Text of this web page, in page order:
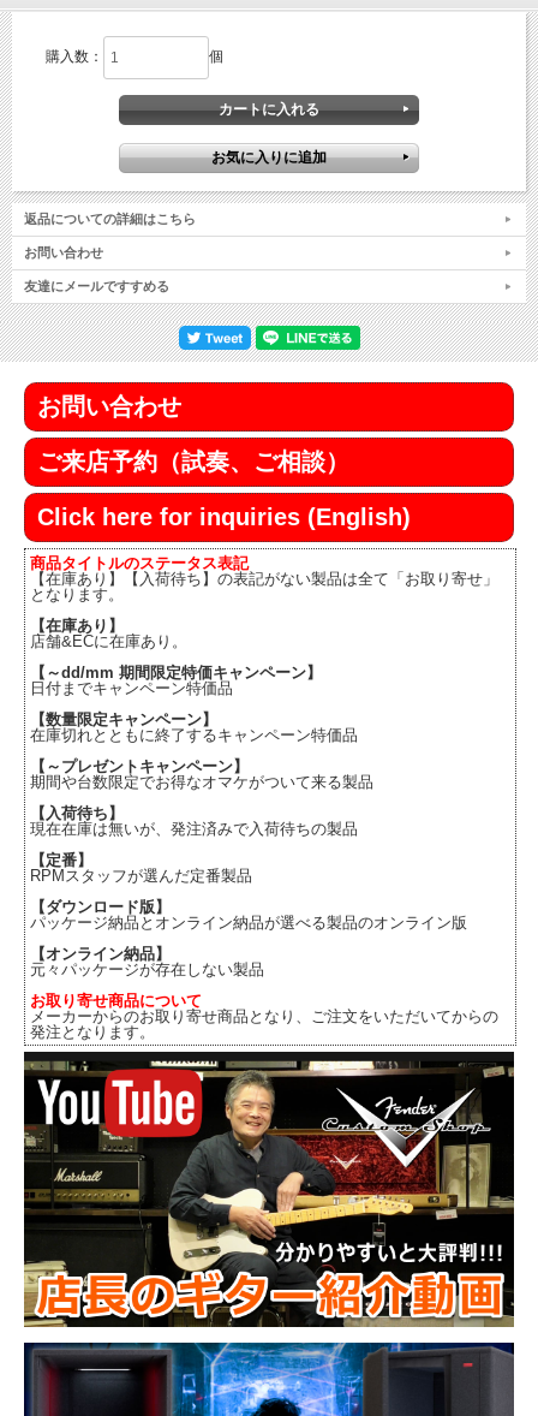
購入数： 個
返品についての詳細はこちら
お問い合わせ
友達にメールですすめる
お問い合わせ
ご来店予約（試奏、ご相談）
Click here for inquiries (English)
商品タイトルのステータス表記
【在庫あり】【入荷待ち】の表記がない製品は全て「お取り寄せ」
となります。
【在庫あり】
店舗&ECに在庫あり。
【～dd/mm 期間限定特価キャンペーン】
日付までキャンペーン特価品
【数量限定キャンペーン】
在庫切れとともに終了するキャンペーン特価品
【～プレゼントキャンペーン】
期間や台数限定でお得なオマケがついて来る製品
【入荷待ち】
現在在庫は無いが、発注済みで入荷待ちの製品
【定番】
RPMスタッフが選んだ定番製品
【ダウンロード版】
パッケージ納品とオンライン納品が選べる製品のオンライン版
【オンライン納品】
元々パッケージが存在しない製品
お取り寄せ商品について
メーカーからのお取り寄せ商品となり、ご注文をいただいてからの
発注となります。